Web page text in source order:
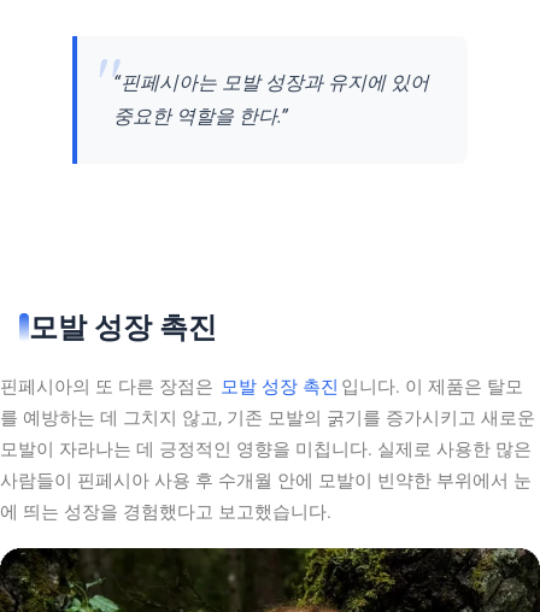
“핀페시아는 모발 성장과 유지에 있어
중요한 역할을 한다.”
모발 성장 촉진
핀페시아의 또 다른 장점은 모발 성장 촉진 입니다. 이 제품은 탈모
를 예방하는 데 그치지 않고, 기존 모발의 굵기를 증가시키고 새로운
모발이 자라나는 데 긍정적인 영향을 미칩니다. 실제로 사용한 많은
사람들이 핀페시아 사용 후 수개월 안에 모발이 빈약한 부위에서 눈
에 띄는 성장을 경험했다고 보고했습니다.